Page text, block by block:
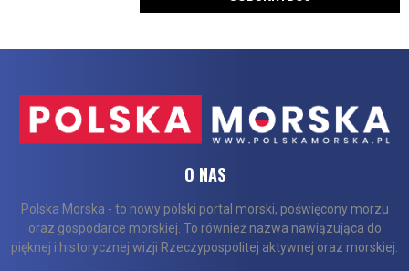
O NAS
Polska Morska - to nowy polski portal morski, poświęcony morzu
oraz gospodarce morskiej. To również nazwa nawiązująca do
pięknej i historycznej wizji Rzeczypospolitej aktywnej oraz morskiej.